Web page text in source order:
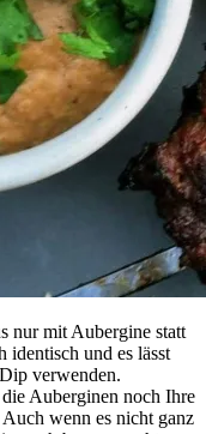
nur mit Aubergine statt
identisch und es lässt
verwenden.
Auberginen noch Ihre
wenn es nicht ganz